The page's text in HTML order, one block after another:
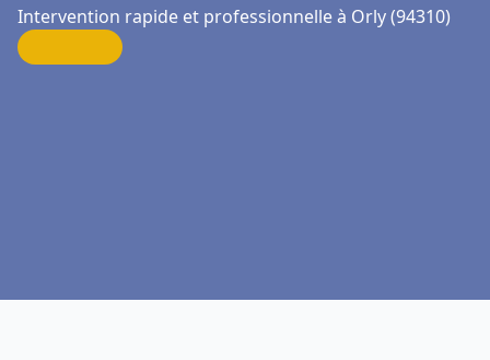
Intervention rapide et professionnelle à Orly (94310)